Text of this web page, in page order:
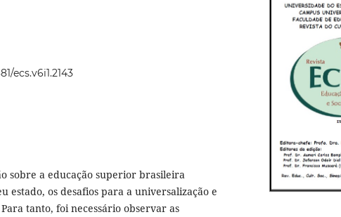
ecs.v6i1.2143
sobre a educação superior brasileira
estado, os desafios para a universalização e
tanto, foi necessário observar as